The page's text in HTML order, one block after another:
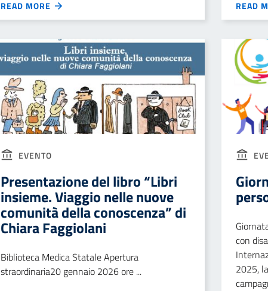
READ MORE READ
EVENTO
Presentazione del libro “Libri
insieme. Viaggio nelle nuove
comunità della conoscenza” di
Chiara Faggiolani
Biblioteca Medica Statale Apertura
straordinaria20 gennaio 2026 ore ...
con
2025,